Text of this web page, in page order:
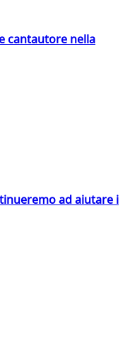
cantautore nella
ad aiutare i